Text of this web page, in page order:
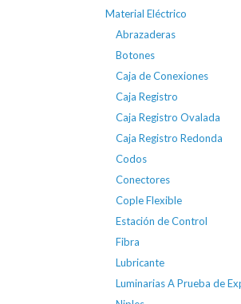
Material Eléctrico
Abrazaderas
Botones
Caja de Conexiones
Caja Registro
Caja Registro Ovalada
Caja Registro Redonda
Codos
Conectores
Cople Flexible
Estación de Control
Fibra
Lubricante
Luminarias A Prueba de